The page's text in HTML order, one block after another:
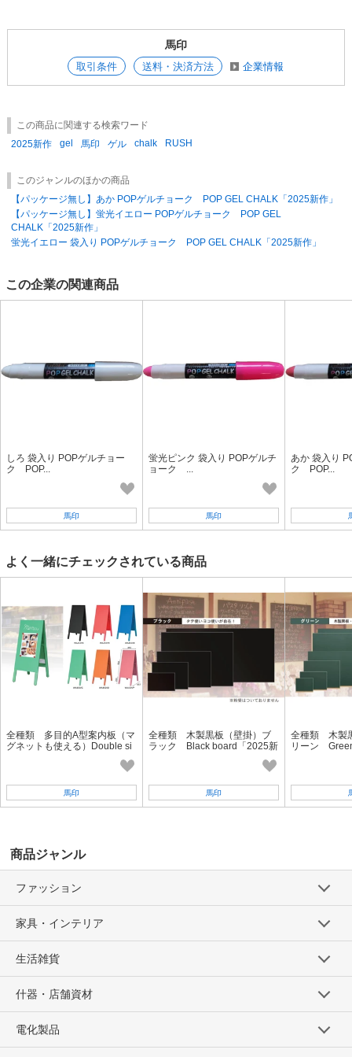
おかけしますが、簡単に仮梱包をお願い致します。 お客様のご都合によ
る商品の返品・交換 は規格の商品のみ承ります。 （未開封・未使用のも
のに限ります。送料等はお客様のご負担となりますのでご了承下さい。
馬印
取引条件 送料・決済方法 企業情報
この商品に関連する検索ワード
2025新作
gel 馬印 ゲル chalk RUSH
このジャンルのほかの商品
【パッケージ無し】あか POPゲルチョーク POP GEL CHALK「2025新作」
【パッケージ無し】蛍光イエロー POPゲルチョーク POP GEL
CHALK「2025新作」
蛍光イエロー 袋入り POPゲルチョーク POP GEL CHALK「2025新作」
この企業の関連商品
しろ 袋入り POPゲルチョー
ク POP...
馬印
蛍光ピンク 袋入り POPゲルチ
ョーク ...
馬印
あか 袋入り
ク POP...
よく一緒にチェックされている商品
全種類 多目的A型案内板（マ
グネットも使える）Double si
de Magnetic A Frame Chalk bo
馬印
全種類 木製黒板（壁掛）ブ
ラック Black board「2025新
馬印
全種類 木製
リーン
商品ジャンル
ファッション
家具・インテリア
生活雑貨
什器・店舗資材
電化製品